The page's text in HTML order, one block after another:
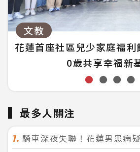
花蓮首座社區兒少家庭福
0歲共享幸福新
文教
● ● ● ●
最多人關注
1. 騎車深夜失聯！花蓮男患病疑迷途 警徒